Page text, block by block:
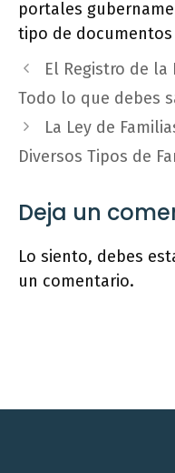
portales
tipo de
El Registro de la
Todo lo que debes
La Ley de
Diversos Tipos de
Deja un
Lo siento, debes
un comentario.